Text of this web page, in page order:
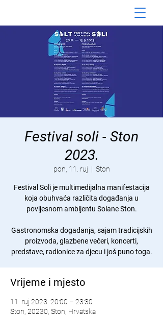
Festival soli - Ston
2023.
pon, 11. ruj
  |
Ston
Festival Soli je multimedijalna manifestacija
koja obuhvaća različita događanja u
povijesnom ambijentu Solane Ston.
Gastronomska događanja, sajam tradicijskih
proizvoda, glazbene večeri, koncerti,
predstave, radionice za djecu i još puno toga.
Vrijeme i mjesto
11. ruj 2023. 20:00 – 23:30
Ston, 20230, Ston, Hrvatska